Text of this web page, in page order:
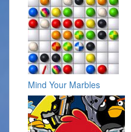
Mind Your Marbles